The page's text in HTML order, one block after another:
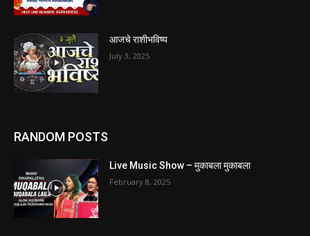
आजचे राशीभविष्य
July 3, 2025
RANDOM POSTS
Live Music Show – मुकाबला मुकाबला
February 8, 2025